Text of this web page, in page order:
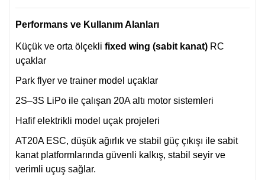
Performans ve Kullanım Alanları
Küçük ve orta ölçekli fixed wing (sabit kanat) RC
uçaklar
Park flyer ve trainer model uçaklar
2S–3S LiPo ile çalışan 20A altı motor sistemleri
Hafif elektrikli model uçak projeleri
AT20A ESC, düşük ağırlık ve stabil güç çıkışı ile sabit
kanat platformlarında güvenli kalkış, stabil seyir ve
verimli uçuş sağlar.